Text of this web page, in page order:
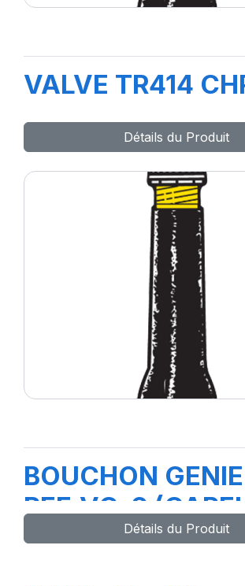
VALVE TR414
Détails du Produit
BOUCHON
REF.VC-6
Détails du Produit